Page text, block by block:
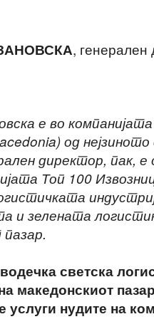
, генерален
е во
од
директор, пак, е
Топ 100
и зелената
светска
македонскиот
услуги нудите на